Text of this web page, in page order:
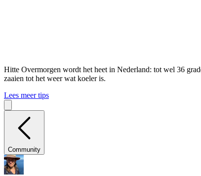
Hitte Overmorgen wordt het heet in Nederland: tot wel 36
zaaien tot het weer wat koeler is.
Lees meer tips
Community